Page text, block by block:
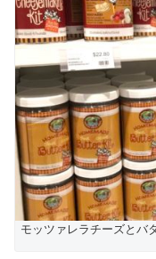
モッツァレラチーズとバ